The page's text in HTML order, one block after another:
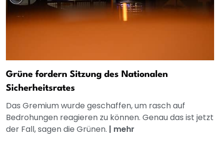
Grüne fordern Sitzung des Nationalen
Sicherheitsrates
Das Gremium wurde geschaffen, um rasch auf
Bedrohungen reagieren zu können. Genau das ist jetzt
der Fall, sagen die Grünen. | mehr